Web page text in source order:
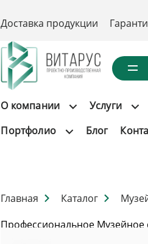
Доставка продукции
О компании Услуги
Портфолио
Блог
Главная Каталог
Профессиональное Музейное